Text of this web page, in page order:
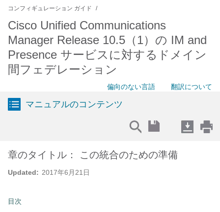
コンフィギュレーション ガイド
Cisco Unified Communications
Manager Release 10.5（1）の IM and
Presence サービスに対するドメイン
間フェデレーション
偏向のない言語 翻訳について
マニュアルのコンテンツ
Updated: 2017年6月21日
章のタイトル： この統合のための準備
目次